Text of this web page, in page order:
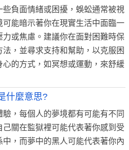
負面情緒或困擾，蜈蚣通常被視
能暗示著你在現實生活中面臨一
或焦慮。建議你在面對困難時保
，並尋求支持和幫助，以克服困
的方式，如冥想或運動，來舒緩
什麼意思?
，每個人的夢境都有可能有不同
關在監獄裡可能代表著你感到受
中，而夢中的黑人可能代表著你內